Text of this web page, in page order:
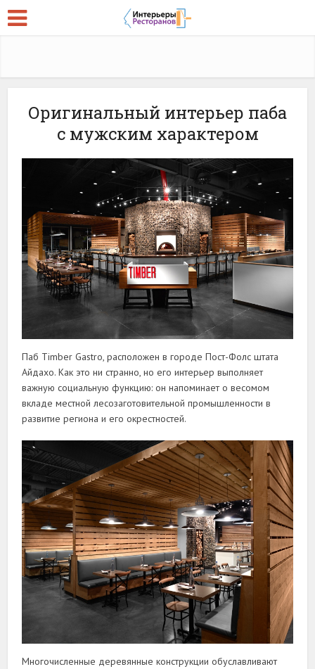
Оригинальный интерьер паба
с мужским характером
Паб Timber Gastro, расположен в городе Пост-Фолс штата
Айдахо. Как это ни странно, но его интерьер выполняет
важную социальную функцию: он напоминает о весомом
вкладе местной лесозаготовительной промышленности в
развитие региона и его окрестностей.
Многочисленные деревянные конструкции обуславливают